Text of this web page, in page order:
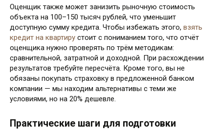
Оценщик также может занизить рыночную стоимость
объекта на 100–150 тысяч рублей, что уменьшит
доступную сумму кредита. Чтобы избежать этого, взять
кредит на квартиру стоит с пониманием того, что отчёт
оценщика нужно проверять по трём методикам:
сравнительной, затратной и доходной. При расхождении
результатов требуйте пересчёта. Кроме того, вы не
обязаны покупать страховку в предложенной банком
компании — мы находим альтернативы с теми же
условиями, но на 20% дешевле.
Практические шаги для подготовки